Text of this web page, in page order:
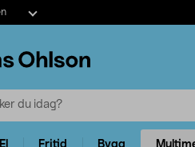
El Fritid Bygg